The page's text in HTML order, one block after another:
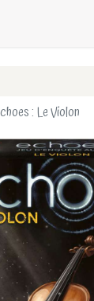
: Le Violon